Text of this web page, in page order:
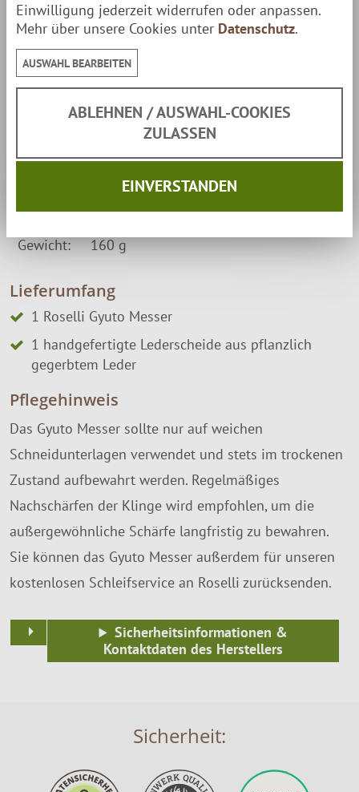
Griff aus heller Maserbirke, mit Leinöl behandelt
Handgefertigte Lederscheide aus pflanzlich
gegerbtem finnischen Leder für sicheren Schutz
Eckdaten
19,5 cm
Griff: 11,5 cm
Gewicht: 160 g
Lieferumfang
1 Roselli Gyuto Messer
1 handgefertigte Lederscheide aus pflanzlich
gegerbtem Leder
Pflegehinweis
Das Gyuto Messer sollte nur auf weichen
Schneidunterlagen verwendet und stets im trockenen
Zustand aufbewahrt werden. Regelmäßiges
Nachschärfen der Klinge wird empfohlen, um die
außergewöhnliche Schärfe langfristig zu bewahren.
Sie können das Gyuto Messer außerdem für unseren
kostenlosen Schleifservice an Roselli zurücksenden.
Sicherheitsinformationen &
Kontaktdaten des Herstellers
Sicherheit:
Einwilligung jederzeit widerrufen oder anpassen.
Mehr über unsere Cookies unter Datenschutz.
AUSWAHL BEARBEITEN
ABLEHNEN / AUSWAHL-COOKIES
ZULASSEN
EINVERSTANDEN